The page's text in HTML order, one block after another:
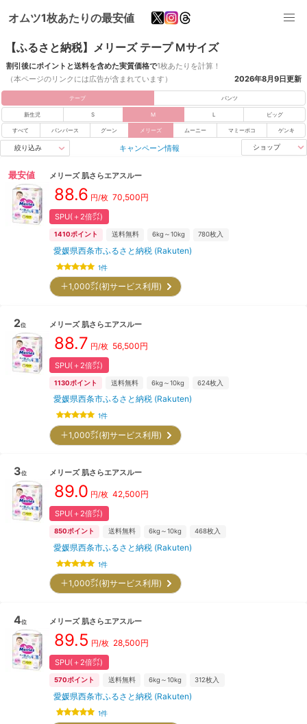
オムツ1枚あたりの最安値
【ふるさと納税】メリーズ テープ Mサイズ
割引後にポイントと送料を含めた実質価格で1枚あたりを計算！
（本ページのリンクには広告が含まれています）
2026年8月9日更新
テープ パンツ
新生児 S M L ビッグ
すべて パンパース グーン メリーズ ムーニー マミーポコ ゲンキ
絞り込み キャンペーン情報 ショップ
最安値 メリーズ 肌さらエアスルー
88.6 円/枚 70,500円
SPU(＋2倍㌽)
1410ポイント 送料無料 6kg～10kg 780枚入
愛媛県西条市ふるさと納税 (Rakuten)
1件
＋1,000㌽(初サービス利用)
2位 メリーズ 肌さらエアスルー
88.7 円/枚 56,500円
SPU(＋2倍㌽)
1130ポイント 送料無料 6kg～10kg 624枚入
愛媛県西条市ふるさと納税 (Rakuten)
1件
＋1,000㌽(初サービス利用)
3位 メリーズ 肌さらエアスルー
89.0 円/枚 42,500円
SPU(＋2倍㌽)
850ポイント 送料無料 6kg～10kg 468枚入
愛媛県西条市ふるさと納税 (Rakuten)
1件
＋1,000㌽(初サービス利用)
4位 メリーズ 肌さらエアスルー
89.5 円/枚 28,500円
SPU(＋2倍㌽)
570ポイント 送料無料 6kg～10kg 312枚入
愛媛県西条市ふるさと納税 (Rakuten)
1件